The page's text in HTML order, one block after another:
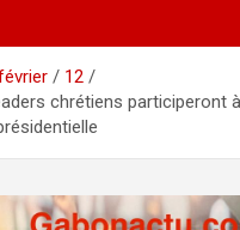
12
chrétiens participeront